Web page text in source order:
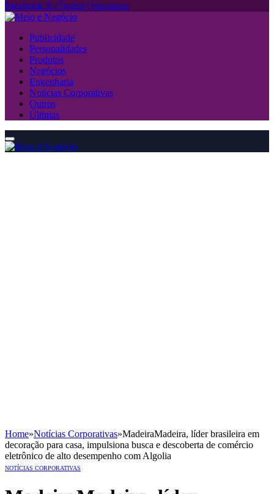
Facebook X (Twitter) Instagram
Publicidade
Personalidades
Produtos
Negócios
Engenharia
Notícias Corporativas
Outros
Últimas
Home»Notícias Corporativas»MadeiraMadeira, líder brasileira em
decoração para casa, impulsiona busca e descoberta de comércio
eletrônico de alto desempenho com Algolia
NOTÍCIAS CORPORATIVAS